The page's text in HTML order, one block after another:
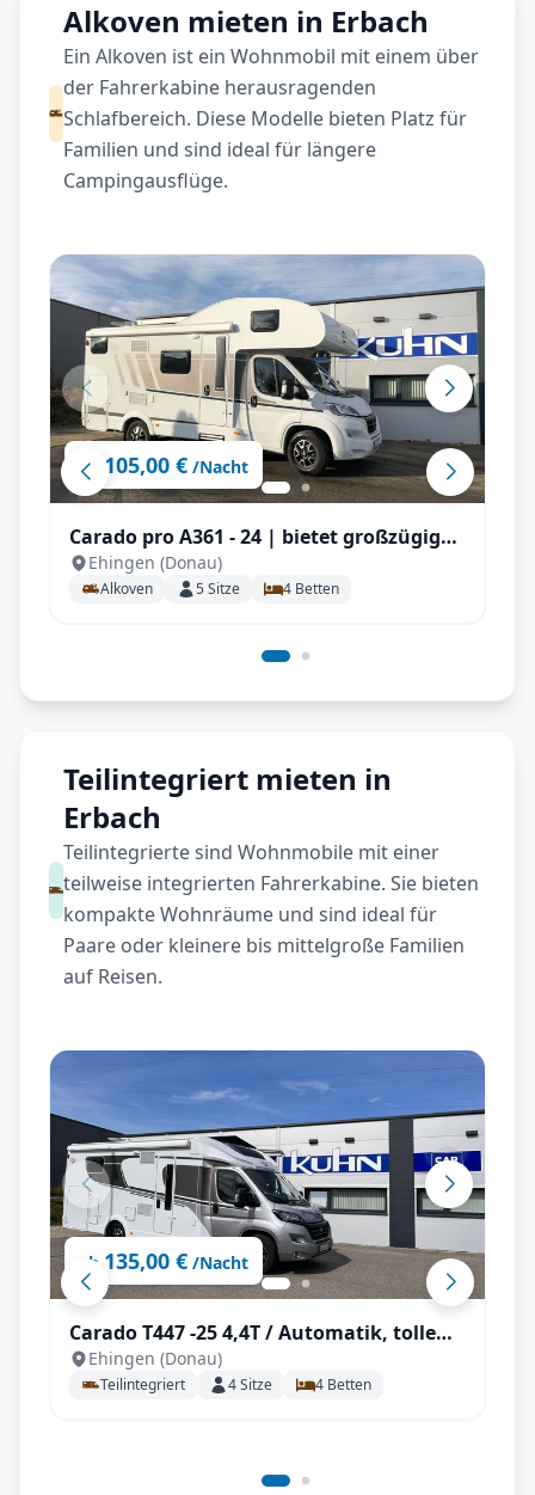
Alkoven mieten in Erbach
Ein Alkoven ist ein Wohnmobil mit einem über
der Fahrerkabine herausragenden
Schlafbereich. Diese Modelle bieten Platz für
Familien und sind ideal für längere
Campingausflüge.
ab 105,00 € /Nacht
Carado pro A361 - 24 | bietet großzügigen
Platz für 4-5 Personen , großem
Doppelbett, zusätzlicher Sitzgruppe, SAT
Ehingen (Donau)
Alkoven 5Sitze 4 Betten
Teilintegriert mieten in
Erbach
Teilintegrierte sind Wohnmobile mit einer
teilweise integrierten Fahrerkabine. Sie bieten
kompakte Wohnräume und sind ideal für
Paare oder kleinere bis mittelgroße Familien
auf Reisen.
ab 135,00 € /Nacht
Carado T447 -25 4,4T / Automatik, tolle
Ausstattung mit Einzelbetten und
Hubbett für 4 Personen, SAT / TV / Solar /
Ehingen (Donau)
Teilintegriert 4Sitze 4 Betten